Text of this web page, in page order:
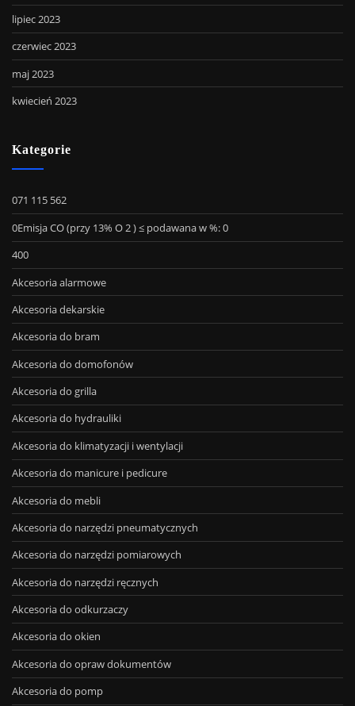
lipiec 2023
czerwiec 2023
maj 2023
kwiecień 2023
Kategorie
071 115 562
0Emisja CO (przy 13% O 2 ) ≤ podawana w %: 0
400
Akcesoria alarmowe
Akcesoria dekarskie
Akcesoria do bram
Akcesoria do domofonów
Akcesoria do grilla
Akcesoria do hydrauliki
Akcesoria do klimatyzacji i wentylacji
Akcesoria do manicure i pedicure
Akcesoria do mebli
Akcesoria do narzędzi pneumatycznych
Akcesoria do narzędzi pomiarowych
Akcesoria do narzędzi ręcznych
Akcesoria do odkurzaczy
Akcesoria do okien
Akcesoria do opraw dokumentów
Akcesoria do pomp